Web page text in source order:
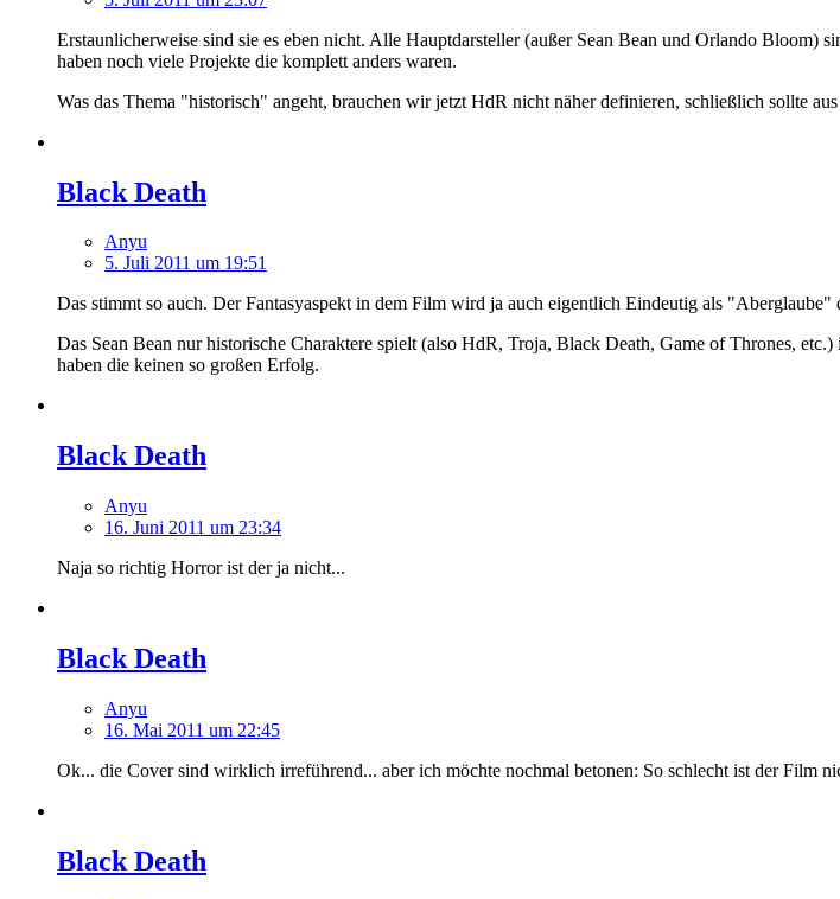
Erstaunlicherweise sind sie es eben nicht. Alle Hauptdarsteller (außer Sean Bean und Orlando Bloom)
haben noch viele Projekte die komplett anders waren.
Was das Thema "historisch" angeht, brauchen wir jetzt HdR nicht näher definieren, schließlich sollte
Black Death
Anyu
5. Juli 2011 um 19:51
Das stimmt so auch. Der Fantasyaspekt in dem Film wird ja auch eigentlich Eindeutig als "Aberglaube"
Das Sean Bean nur historische Charaktere spielt (also HdR, Troja, Black Death, Game of Thrones,
haben die keinen so großen Erfolg.
Black Death
Anyu
16. Juni 2011 um 23:34
Naja so richtig Horror ist der ja nicht...
Black Death
Anyu
16. Mai 2011 um 22:45
Ok... die Cover sind wirklich irreführend... aber ich möchte nochmal betonen: So schlecht ist der Film
Black Death